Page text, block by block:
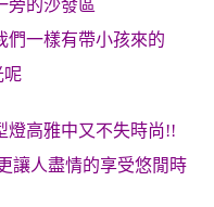
旁的沙發區
們一樣有帶小孩來的
呢
燈高雅中又不失時尚!!
讓人盡情的享受悠閒時